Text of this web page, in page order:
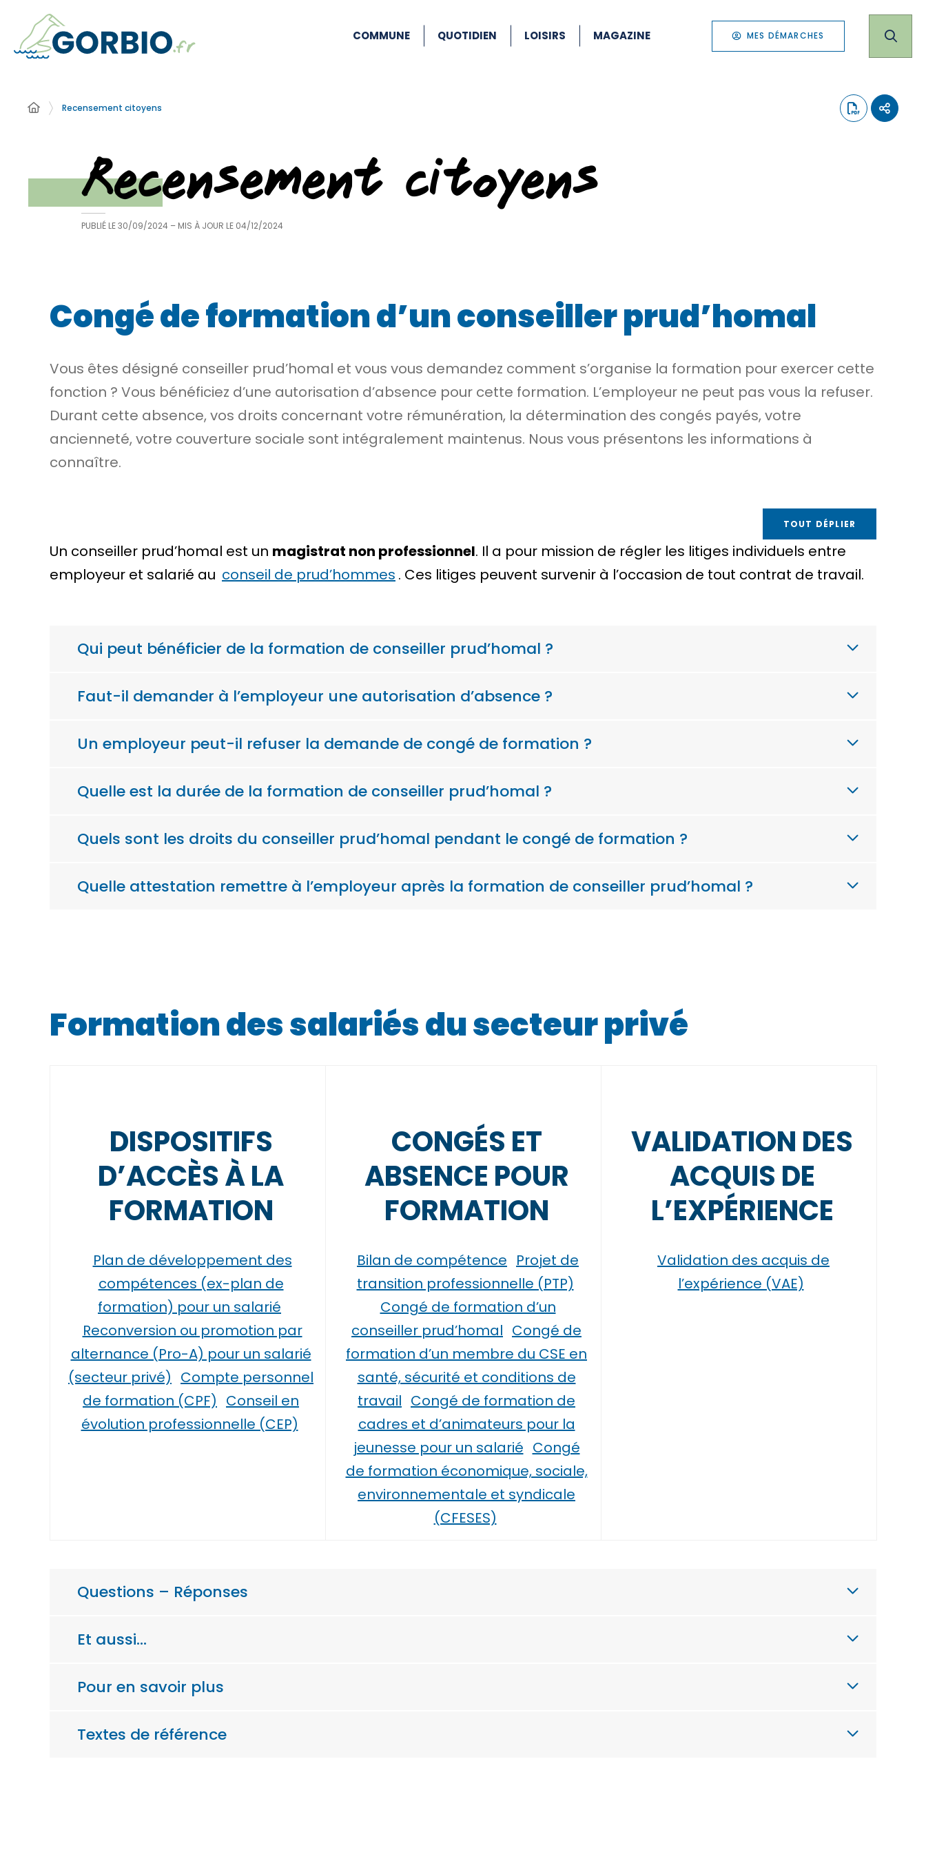
COMMUNE QUOTIDIEN LOISIRS MAGAZINE MES DÉMARCHES
Recensement citoyens
Recensement citoyens
PUBLIÉ LE30/09/2024 – MIS À JOUR LE 04/12/2024
Congé de formation d’un conseiller prud’homal
Vous êtes désigné conseiller prud’homal et vous vous demandez comment s’organise la formation pour exercer cette
fonction ? Vous bénéficiez d’une autorisation d’absence pour cette formation. L’employeur ne peut pas vous la refuser.
Durant cette absence, vos droits concernant votre rémunération, la détermination des congés payés, votre
ancienneté, votre couverture sociale sont intégralement maintenus. Nous vous présentons les informations à
connaître.
TOUT DÉPLIER
Un conseiller prud’homal est un magistrat non professionnel. Il a pour mission de régler les litiges individuels entre
employeur et salarié au conseil de prud’hommes . Ces litiges peuvent survenir à l’occasion de tout contrat de travail.
Qui peut bénéficier de la formation de conseiller prud’homal ?
Faut-il demander à l’employeur une autorisation d’absence ?
Un employeur peut-il refuser la demande de congé de formation ?
Quelle est la durée de la formation de conseiller prud’homal ?
Quels sont les droits du conseiller prud’homal pendant le congé de formation ?
Quelle attestation remettre à l’employeur après la formation de conseiller prud’homal ?
Formation des salariés du secteur privé
DISPOSITIFS
D’ACCÈS À LA
FORMATION
Plan de développement des
compétences (ex-plan de
formation) pour un salarié
Reconversion ou promotion par
alternance (Pro-A) pour un salarié
(secteur privé) Compte personnel
de formation (CPF) Conseil en
évolution professionnelle (CEP)
CONGÉS ET
ABSENCE POUR
FORMATION
Bilan de compétence Projet de
transition professionnelle (PTP)
Congé de formation d’un
conseiller prud’homal Congé de
formation d’un membre du CSE en
santé, sécurité et conditions de
travail Congé de formation de
cadres et d’animateurs pour la
jeunesse pour un salarié Congé
de formation économique, sociale,
environnementale et syndicale
(CFESES)
VALIDATION DES
ACQUIS DE
L’EXPÉRIENCE
Validation des acquis de
l’expérience (VAE)
Questions – Réponses
Et aussi…
Pour en savoir plus
Textes de référence